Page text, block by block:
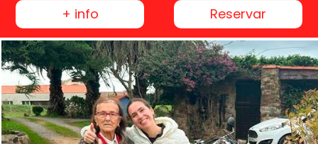
+ info
Reservar